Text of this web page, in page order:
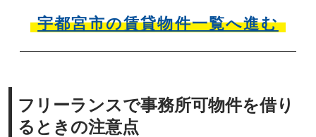
宇都宮市の賃貸物件一覧へ進む
フリーランスで事務所可物件を借り
るときの注意点